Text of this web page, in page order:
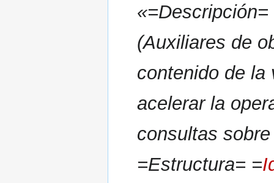
d
e
d
c
ó
(Auxiliares de
contenido de la
acelerar la
consultas
=Estructura= =